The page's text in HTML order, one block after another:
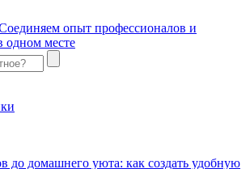
опыт профессионалов и
одном месте
до домашнего уюта: как создать удобную